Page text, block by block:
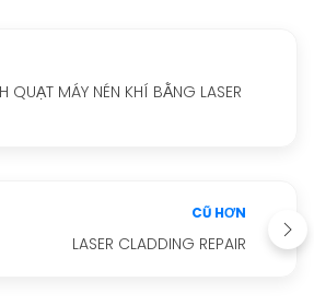
QUẠT MÁY NÉN KHÍ BẰNG LASER
CŨ HƠN
LASER CLADDING REPAIR